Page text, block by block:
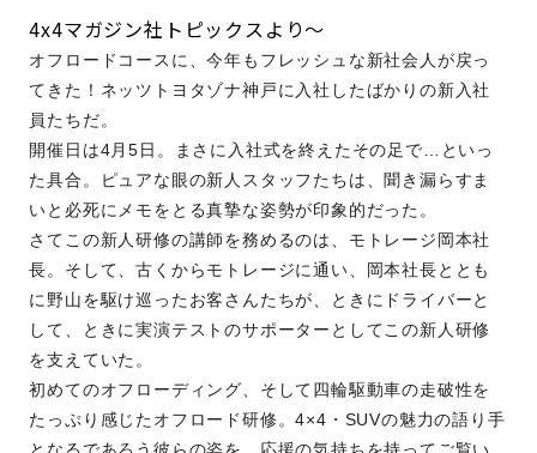
4x4マガジン社トピックスより～
オフロードコースに、今年もフレッシュな新社会人が戻っ
てきた！ネッツトヨタゾナ神戸に入社したばかりの新入社
員たちだ。
開催日は4月5日。まさに入社式を終えたその足で…といっ
た具合。ピュアな眼の新人スタッフたちは、聞き漏らすま
いと必死にメモをとる真摯な姿勢が印象的だった。
さてこの新人研修の講師を務めるのは、モトレージ岡本社
長。そして、古くからモトレージに通い、岡本社長ととも
に野山を駆け巡ったお客さんたちが、ときにドライバーと
して、ときに実演テストのサポーターとしてこの新人研修
を支えていた。
初めてのオフローディング、そして四輪駆動車の走破性を
たっぷり感じたオフロード研修。4×4・SUVの魅力の語り手
となるであろう彼らの姿を、応援の気持ちを持ってご覧い